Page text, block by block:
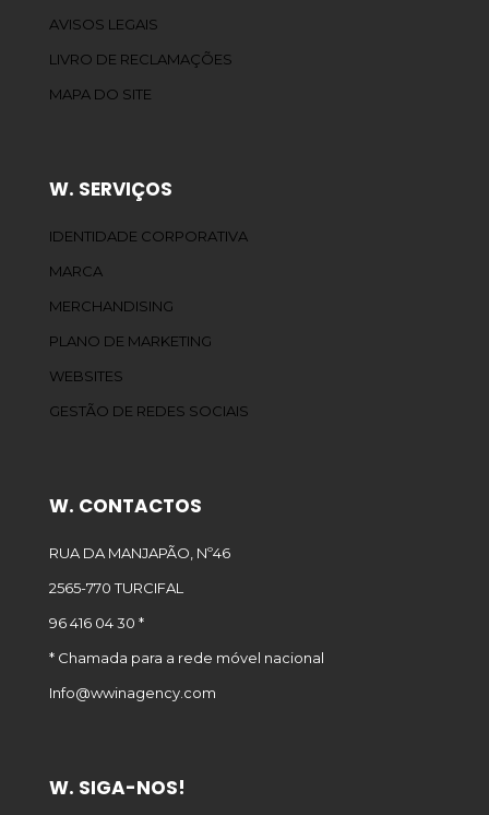
AVISOS LEGAIS
LIVRO DE RECLAMAÇÕES
MAPA DO SITE
W. SERVIÇOS
IDENTIDADE CORPORATIVA
MARCA
MERCHANDISING
PLANO DE MARKETING
WEBSITES
GESTÃO DE REDES SOCIAIS
W. CONTACTOS
RUA DA MANJAPÃO, Nº46
2565-770 TURCIFAL
96 416 04 30 *
* Chamada para a rede móvel nacional
Info@wwinagency.com
W. SIGA-NOS!